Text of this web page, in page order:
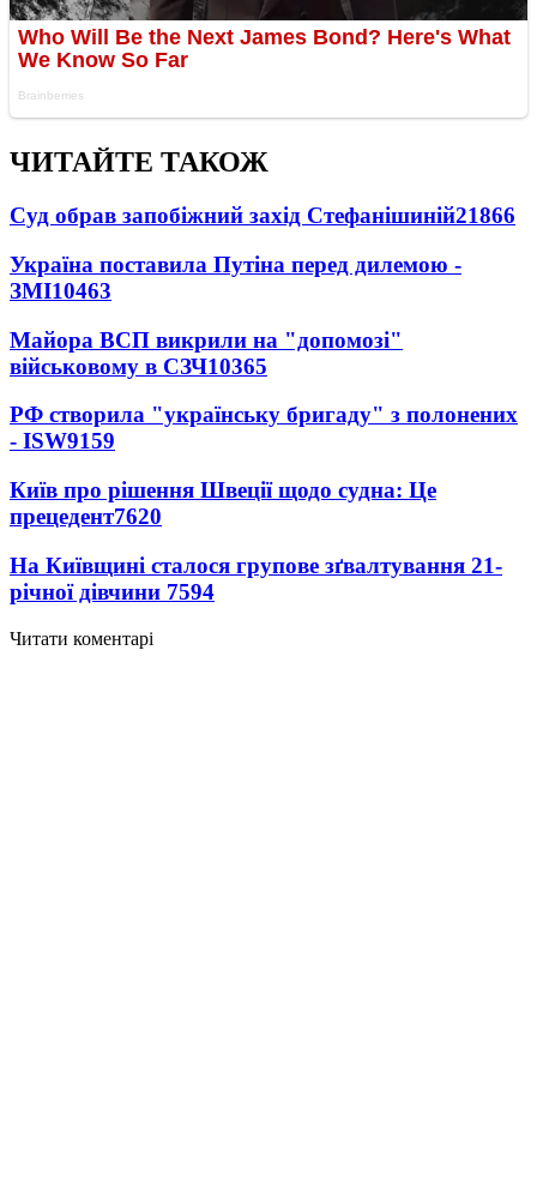
ЧИТАЙТЕ ТАКОЖ
Суд обрав запобіжний захід Стефанішиній21866
Україна поставила Путіна перед дилемою -
ЗМІ10463
Майора ВСП викрили на "допомозі"
військовому в СЗЧ10365
РФ створила "українську бригаду" з полонених
- ISW9159
Київ про рішення Швеції щодо судна: Це
прецедент7620
На Київщині сталося групове зґвалтування 21-
річної дівчини 7594
Читати коментарі